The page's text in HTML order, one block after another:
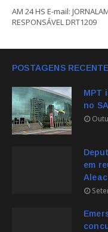
AM 24 HS E-mail:
RESPONSÁVEL DRT1209
POSTAGENS
MPT
no
em
Aleac